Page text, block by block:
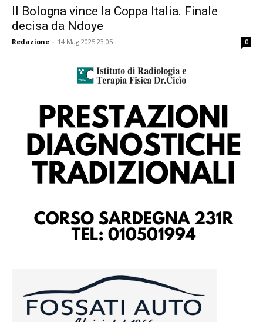
Il Bologna vince la Coppa Italia. Finale
decisa da Ndoye
Redazione - 14 Mag 2025 23:05 0